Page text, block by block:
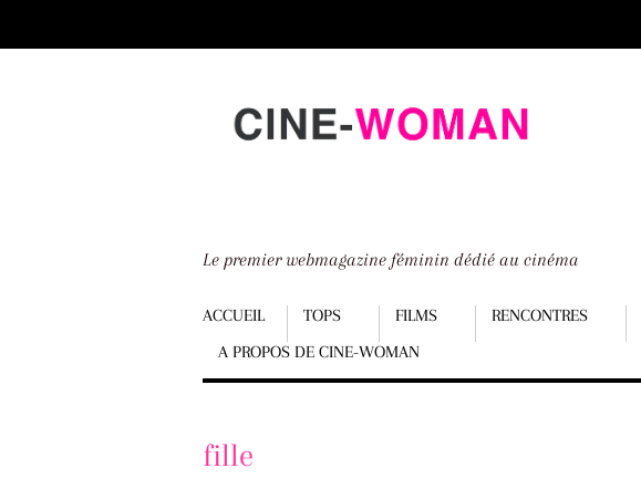
down
Le premier webmagazine féminin dédié au cinéma
Menu
ACCUEIL TOPS FILMS RENCONTRES
A PROPOS DE CINE-WOMAN
Scroll
content
fille